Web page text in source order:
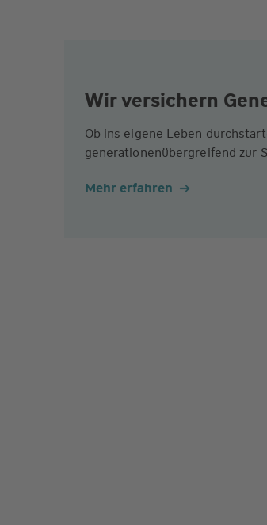
Wir versichern
Ob ins eigene Leben
generationenübergreifend zur
Mehr erfahren